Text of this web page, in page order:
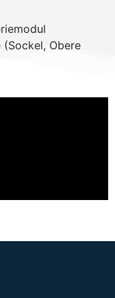
(Sockel, Obere